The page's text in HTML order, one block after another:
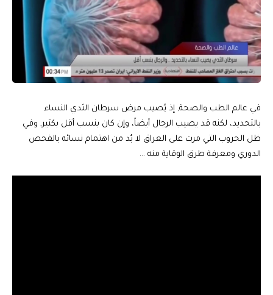
في عالم الطب والصحة, إذ يُصيب مرض سرطان الثدي النساء
بالتحديد، لكنه قد يصيب الرجال أيضاً، وإن كان بنسب أقل بكثير, وفي
ظل الحروب التي مرت على العراق لا بُد من اهتمام نسائه بالفحص
الدوري ومعرفة طرق الوقاية منه …